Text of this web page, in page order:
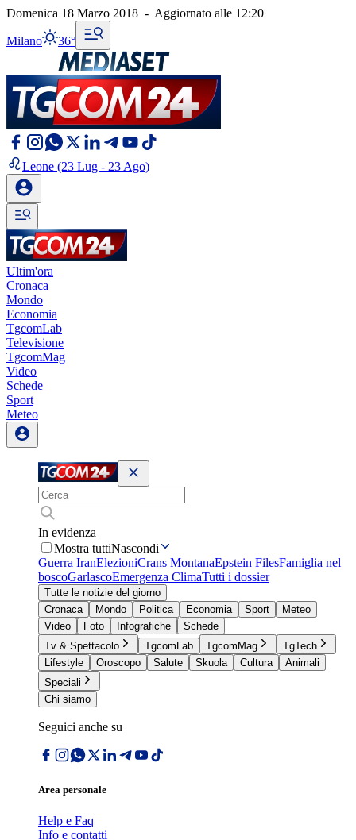
Domenica 18 Marzo 2018 - Aggiornato alle 12:20
Milano 36°
Leone (23 Lug - 23 Ago)
Ultim'ora
Cronaca
Mondo
Economia
TgcomLab
Televisione
TgcomMag
Video
Schede
Sport
Meteo
In evidenza
Mostra tuttiNascondi
Guerra IranElezioniCrans MontanaEpstein FilesFamiglia nel
boscoGarlascoEmergenza ClimaTutti i dossier
Tutte le notizie del giorno
Cronaca
Mondo Politica Economia Sport
Meteo
Video
Foto Infografiche
Schede
Tv & Spettacolo
TgcomLab TgcomMag
TgTech
Lifestyle
Oroscopo Salute Skuola Cultura
Animali
Speciali
Chi siamo
Seguici anche su
Area personale
Help e Faq
Info e contatti